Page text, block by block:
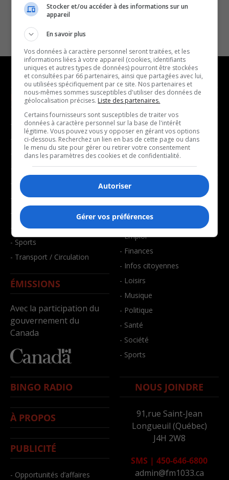
NOUVELLES
- Affaires municipales
- Communauté / Social
- Culture
- Économie
- Éducation
- Environnement
- Faits divers
- Santé et bien-être
- Sports
- Transport / Circulation
ÉMISSIONS
Avec la participation du
gouvernement du
Canada
MUSIQUE
- Décompte franco
- Joué récemment
BALADOS
- Affaires
- Art de vivre
- Bien-être
- Emploi
- Finances
- Infos citoyennes
- Loisirs
- Musique
- Politique
- Santé
- Société
- Sports
BINGO RADIO
À PROPOS
PUBLICITÉ
- Opportunités d’affaires
NOUS JOINDRE
91,rue Saint-Jean
Longueuil (Québec)
J4H 2W8
SMS | 450-646-6800
admin@fm1033.ca
Stocker et/ou accéder à des informations sur un
appareil
En savoir plus
Vos données à caractère personnel seront traitées, et les
informations liées à votre appareil (cookies, identifiants
uniques et autres types de données) pourront être stockées
et consultées par 66 partenaires, ainsi que partagées avec lui,
ou utilisées spécifiquement par ce site. Nos partenaires et
nous-mêmes sommes susceptibles d'utiliser des données de
géolocalisation précises. Liste des partenaires.
Certains fournisseurs sont susceptibles de traiter vos
données à caractère personnel sur la base de l'intérêt
légitime. Vous pouvez vous y opposer en gérant vos options
ci-dessous. Recherchez un lien en bas de cette page ou dans
le menu du site pour gérer ou retirer votre consentement
dans les paramètres des cookies et de confidentialité.
Autoriser
Gérer vos préférences